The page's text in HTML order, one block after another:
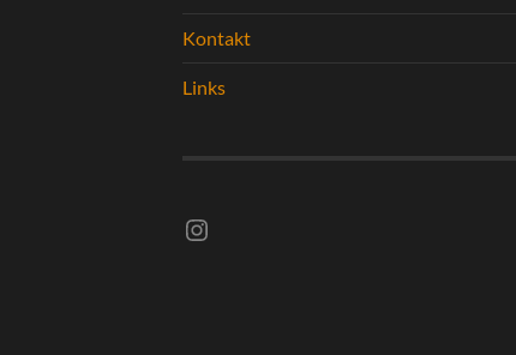
Kontakt
Links
Instagram vsghelmstadt.volleyball